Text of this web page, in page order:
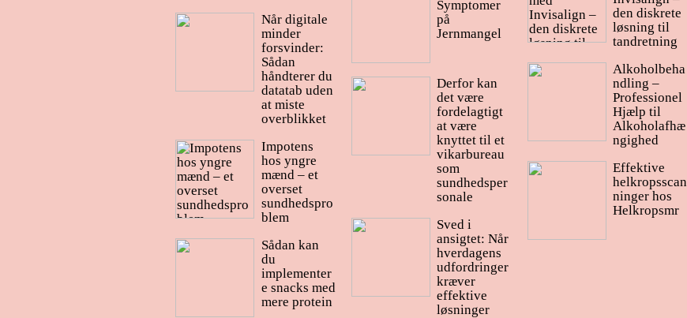
Når digitale
minder
forsvinder:
Sådan
håndterer du
datatab uden
at miste
overblikket
Impotens
hos yngre
mænd – et
overset
sundhedspro
blem
Sådan kan
du
implementer
e snacks med
mere protein
Symptomer
på
Jernmangel
Derfor kan
det være
fordelagtigt
at være
knyttet til et
vikarbureau
som
sundhedsper
sonale
Sved i
ansigtet: Når
hverdagens
udfordringer
kræver
effektive
løsninger
den diskrete
løsning til
tandretning
Alkoholbeha
ndling –
Professionel
Hjælp til
Alkoholafhæ
ngighed
Effektive
helkropsscan
ninger hos
Helkropsmr